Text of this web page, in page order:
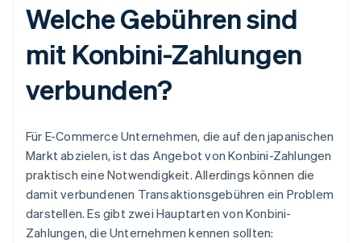
Welche Gebühren sind
mit Konbini-Zahlungen
verbunden?
Für E-Commerce Unternehmen, die auf den japanischen
Markt abzielen, ist das Angebot von Konbini-Zahlungen
praktisch eine Notwendigkeit. Allerdings können die
damit verbundenen Transaktionsgebühren ein Problem
darstellen. Es gibt zwei Hauptarten von Konbini-
Zahlungen, die Unternehmen kennen sollten: